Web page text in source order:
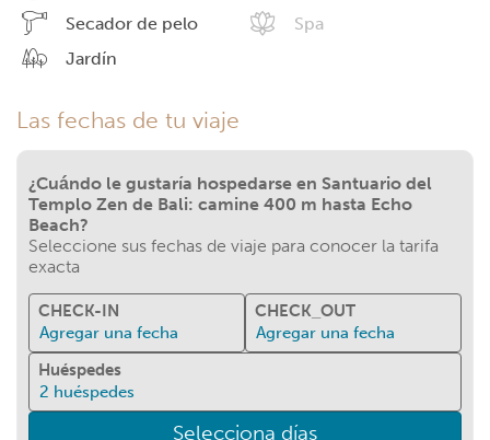
Secador de pelo
Spa
Jardín
Las fechas de tu viaje
¿Cuándo le gustaría hospedarse en Santuario del
Templo Zen de Bali: camine 400 m hasta Echo
Beach?
Seleccione sus fechas de viaje para conocer la tarifa
exacta
CHECK-IN
Agregar una fecha
CHECK_OUT
Agregar una fecha
Huéspedes
2 huéspedes
Selecciona días